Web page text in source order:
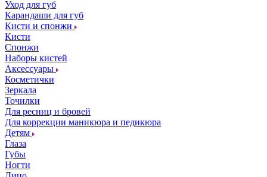
Уход для губ
Карандаши для губ
Кисти и спонжи
Кисти
Спонжи
Наборы кистей
Аксессуары
Косметички
Зеркала
Точилки
Для ресниц и бровей
Для коррекции маникюра и педикюра
Детям
Глаза
Губы
Ногти